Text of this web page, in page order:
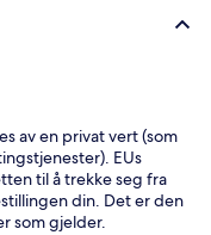
av en privat vert (som
EUs
til å trekke seg fra
din. Det er den
som gjelder.